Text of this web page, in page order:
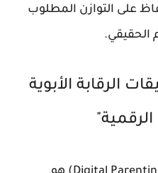
على التوازن المطلوب
الحقيقي.
الرقابة الأبوية